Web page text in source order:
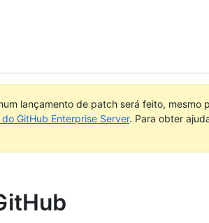
lançamento de patch será feito,
GitHub Enterprise Server. Para obter